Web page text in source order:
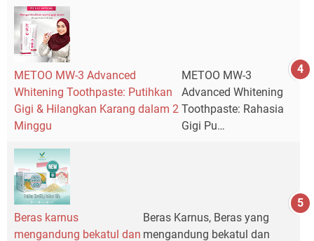
METOO MW-3 Advanced
Whitening Toothpaste: Putihkan
Gigi & Hilangkan Karang dalam 2
Minggu
METOO MW-3
Advanced Whitening
Toothpaste: Rahasia
Gigi Pu…
Beras karnus
mengandung bekatul dan
Beras Karnus, Beras yang
mengandung bekatul dan